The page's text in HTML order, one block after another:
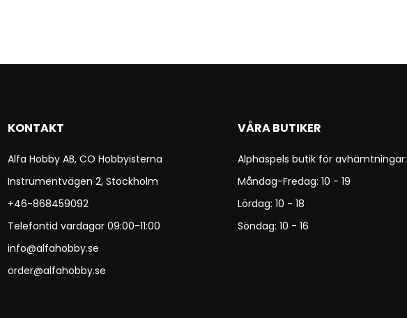
KONTAKT
Alfa Hobby AB, CO Hobbyisterna
Instrumentvägen 2, Stockholm
+46-868459092
Telefontid vardagar 09:00-11:00
info@alfahobby.se
order@alfahobby.se
VÅRA BUTIKER
Alphaspels butik för avhämtningar:
Måndag-Fredag: 10 - 19
Lördag: 10 - 18
Söndag: 10 - 16